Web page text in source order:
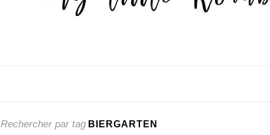
Rechercher par tag BIERGARTEN